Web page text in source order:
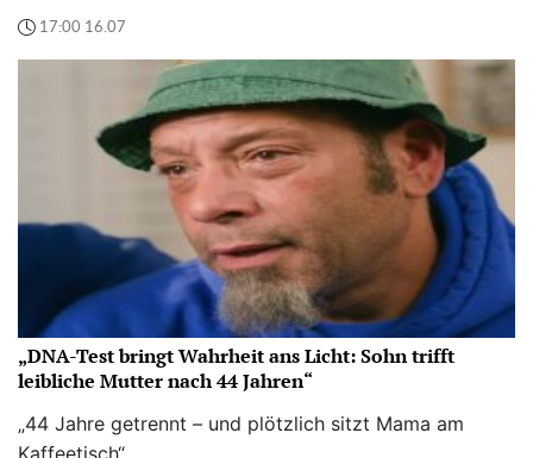
17:00 16.07
„DNA-Test bringt Wahrheit ans Licht: Sohn trifft
leibliche Mutter nach 44 Jahren“
„44 Jahre getrennt – und plötzlich sitzt Mama am